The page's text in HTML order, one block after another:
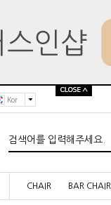
Kor
CHAIR BAR CHAIR